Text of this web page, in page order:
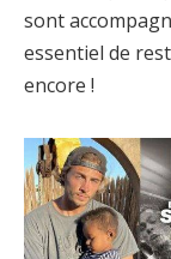
sont
essentiel de
encore !